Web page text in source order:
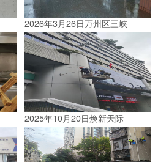
2026年3月26日万州区三峡
2025年10月20日焕新天际